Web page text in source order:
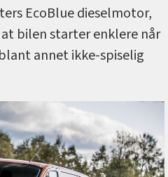
EcoBlue dieselmotor,
bilen starter enklere når
annet ikke-spiselig